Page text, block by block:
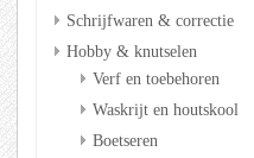
Schrijfwaren & correctie
Hobby & knutselen
Verf en toebehoren
Waskrijt en houtskool
Boetseren